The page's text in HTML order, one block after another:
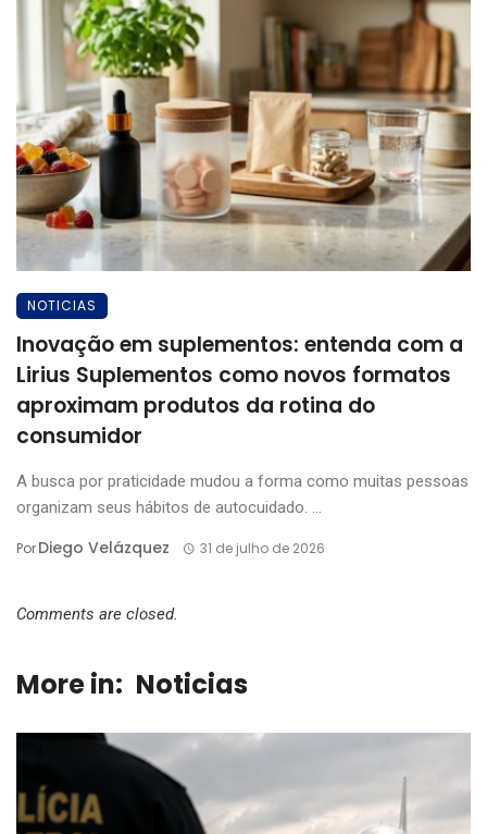
NOTICIAS
Inovação em suplementos: entenda com a
Lirius Suplementos como novos formatos
aproximam produtos da rotina do
consumidor
A busca por praticidade mudou a forma como muitas pessoas
organizam seus hábitos de autocuidado. ...
PorDiego Velázquez 31 de julho de 2026
Comments are closed.
More in: Noticias